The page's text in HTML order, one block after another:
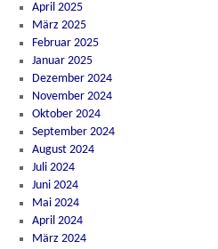
April 2025
März 2025
Februar 2025
Januar 2025
Dezember 2024
November 2024
Oktober 2024
September 2024
August 2024
Juli 2024
Juni 2024
Mai 2024
April 2024
März 2024